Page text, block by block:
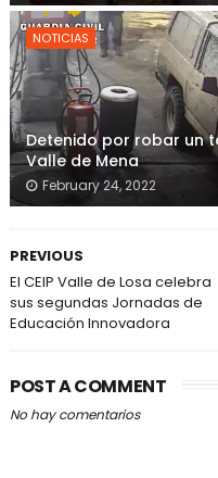
NOTICIAS
Detenido por robar un
Valle de Mena
February 24, 2022
PREVIOUS
El CEIP Valle de Losa celebra
sus segundas Jornadas de
Educación Innovadora
POST A COMMENT
No hay comentarios